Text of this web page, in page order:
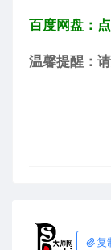
百度网盘：
温馨提醒：
复